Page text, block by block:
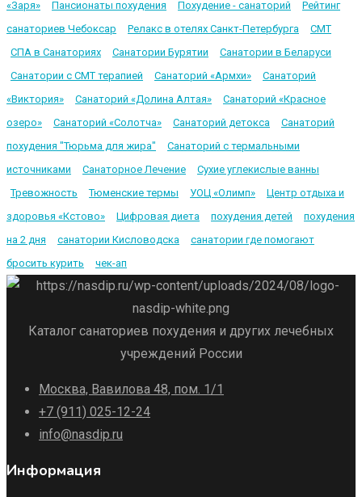
«Заря»
Пансионаты похудения Похудение - санаторий
Рейтинг
санаториев Чебоксар
Релакс в отелях Санкт-Петербурга
СМТ
СПА в Санаториях
Санатории Бурятии
Санатории в Беларуси
Санатории с СМТ терапией
Санаторий «Армхи»
Санаторий
«Виктория»
Санаторий «Долина Алтая»
Санаторий «Красное
озеро»
Санаторий «Солотча» Санаторий детокса
Санаторий
похудения "Тюрьма для жира"
Санаторий с термальными
источниками
Санаторное Лечение
Сухие углекислые ванны
Тревожность
Тюменские термы УОЦ «Олимп»
Центр отдыха и
здоровья «Кстово»
Цифровая диета похудения детей
похудения
на 2 дня
санатории Кисловодска
санатории где помогают
бросить курить
чек-ап
Каталог санаториев похудения и других лечебных
учреждений России
Москва, Вавилова 48, пом. 1/1
+7 (911) 025-12-24
info@nasdip.ru
Информация